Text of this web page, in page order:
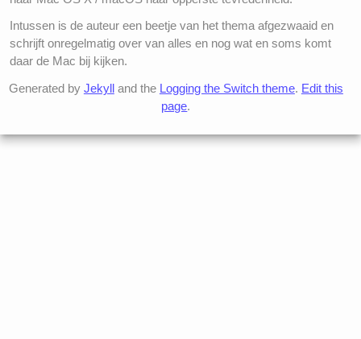
Intussen is de auteur een beetje van het thema afgezwaaid en
schrijft onregelmatig over van alles en nog wat en soms komt
daar de Mac bij kijken.
Generated by Jekylland the Logging the Switch theme. Edit this
page.